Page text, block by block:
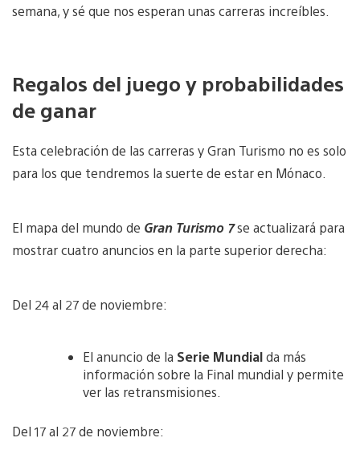
semana, y sé que nos esperan unas carreras increíbles.
Regalos del juego y probabilidades
de ganar
Esta celebración de las carreras y Gran Turismo no es solo
para los que tendremos la suerte de estar en Mónaco.
El mapa del mundo de Gran Turismo 7se actualizará para
mostrar cuatro anuncios en la parte superior derecha:
Del 24 al 27 de noviembre:
El anuncio de la Serie Mundialda más
información sobre la Final mundial y permite
ver las retransmisiones.
Del 17 al 27 de noviembre: